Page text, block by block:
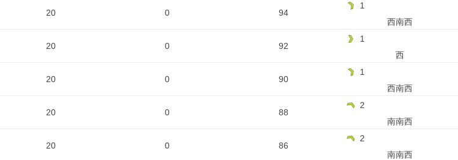
20 0 94
1
西南西
20 0 92
1
西
20 0 90
1
西南西
20 0 88
2
南南西
20 0 86
2
南南西